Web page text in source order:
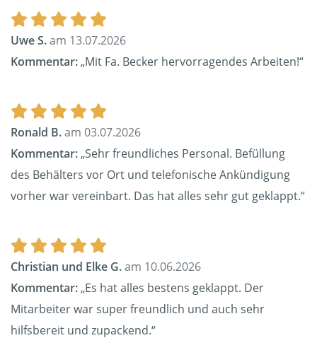
Uwe S.am 13.07.2026
Kommentar:„Mit Fa. Becker hervorragendes Arbeiten!“
Ronald B.am 03.07.2026
Kommentar:„Sehr freundliches Personal. Befüllung
des Behälters vor Ort und telefonische Ankündigung
vorher war vereinbart. Das hat alles sehr gut geklappt.“
Christian und Elke G.am 10.06.2026
Kommentar:„Es hat alles bestens geklappt. Der
Mitarbeiter war super freundlich und auch sehr
hilfsbereit und zupackend.“